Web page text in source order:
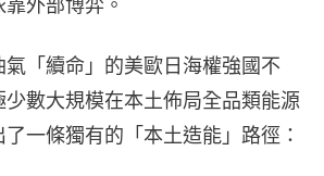
外部博弈。
「續命」的美歐日海權強國不
少數大規模在本土佈局全品類能源
一條獨有的「本土造能」路徑：